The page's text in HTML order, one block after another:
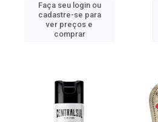
Faça seu login ou
cadastre-se para
ver preços e
comprar